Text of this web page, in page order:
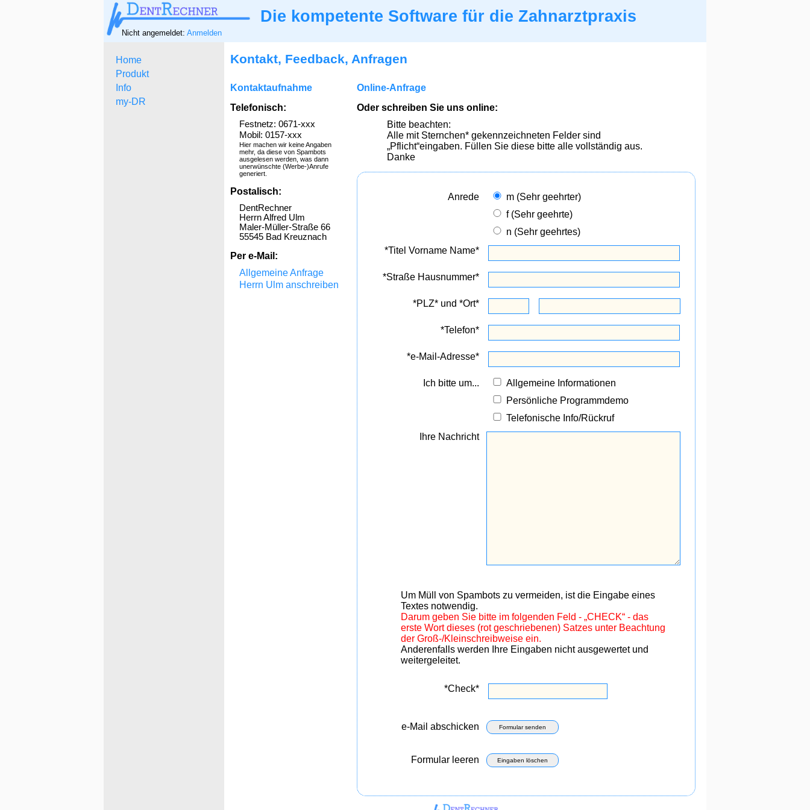
Die kompetente Software für die Zahnarztpraxis
Nicht angemeldet: Anmelden
Home
Produkt
Info
my-DR
Kontakt, Feedback, Anfragen
Kontaktaufnahme
Telefonisch:
Festnetz: 0671-xxx
Mobil: 0157-xxx
Hier machen wir keine Angaben
mehr, da diese von Spambots
ausgelesen werden, was dann
unerwünschte (Werbe-)Anrufe
generiert.
Postalisch:
DentRechner
Herrn Alfred Ulm
Maler-Müller-Straße 66
55545 Bad Kreuznach
Per e-Mail:
Allgemeine Anfrage
Herrn Ulm anschreiben
Online-Anfrage
Oder schreiben Sie uns online:
Bitte beachten:
Alle mit Sternchen* gekennzeichneten Felder sind
„Pflicht“eingaben. Füllen Sie diese bitte alle vollständig aus.
Danke
Anrede
m (Sehr geehrter)
f (Sehr geehrte)
n (Sehr geehrtes)
*Titel Vorname Name*
*Straße Hausnummer*
*PLZ* und *Ort*
*Telefon*
*e-Mail-Adresse*
Ich bitte um...
Allgemeine Informationen
Persönliche Programmdemo
Telefonische Info/Rückruf
Ihre Nachricht
Um Müll von Spambots zu vermeiden, ist die Eingabe eines
Textes notwendig.
Darum geben Sie bitte im folgenden Feld - „CHECK“ - das
erste Wort dieses (rot geschriebenen) Satzes unter Beachtung
der Groß-/Kleinschreibweise ein.
Anderenfalls werden Ihre Eingaben nicht ausgewertet und
weitergeleitet.
*Check*
e-Mail abschicken Formular senden
Formular leeren Eingaben löschen